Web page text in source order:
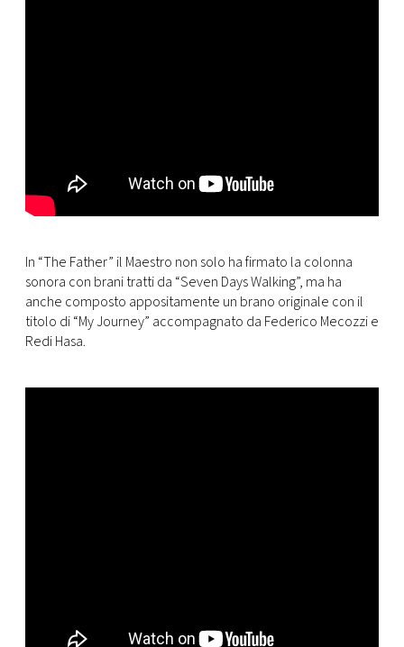
In “The Father” il Maestro non solo ha firmato la colonna
sonora con brani tratti da “Seven Days Walking”, ma ha
anche composto appositamente un brano originale con il
titolo di “My Journey” accompagnato da Federico Mecozzi e
Redi Hasa.